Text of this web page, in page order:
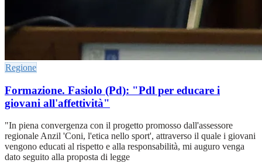
Regione
Formazione. Fasiolo (Pd): "Pdl per educare i
giovani all'affettività"
"In piena convergenza con il progetto promosso dall'assessore
regionale Anzil 'Coni, l'etica nello sport', attraverso il quale i giovani
vengono educati al rispetto e alla responsabilità, mi auguro venga
dato seguito alla proposta di legge